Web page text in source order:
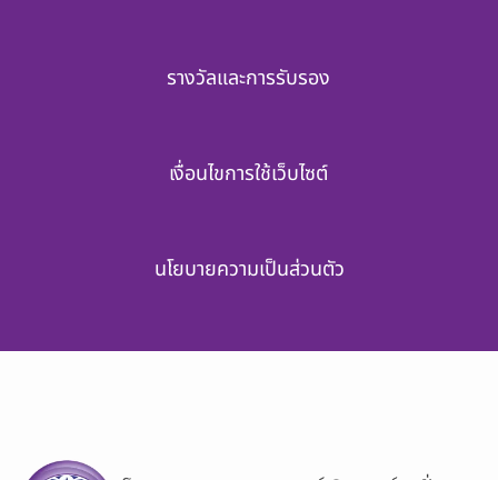
รางวัลและการรับรอง
เงื่อนไขการใช้เว็บไซต์
นโยบายความเป็นส่วนตัว